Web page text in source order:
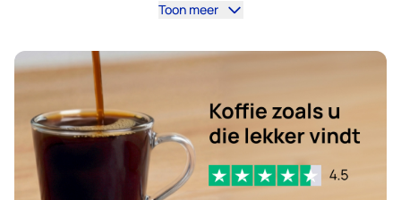
Cafeïnevrije koffie voor Tassimo
Alles voor uw koffie voor Tassimo
Ontkalkings- en reinigingsproducten voor Tassimo
L'OR-koffiecapsules voor Tassimo
Toon meer